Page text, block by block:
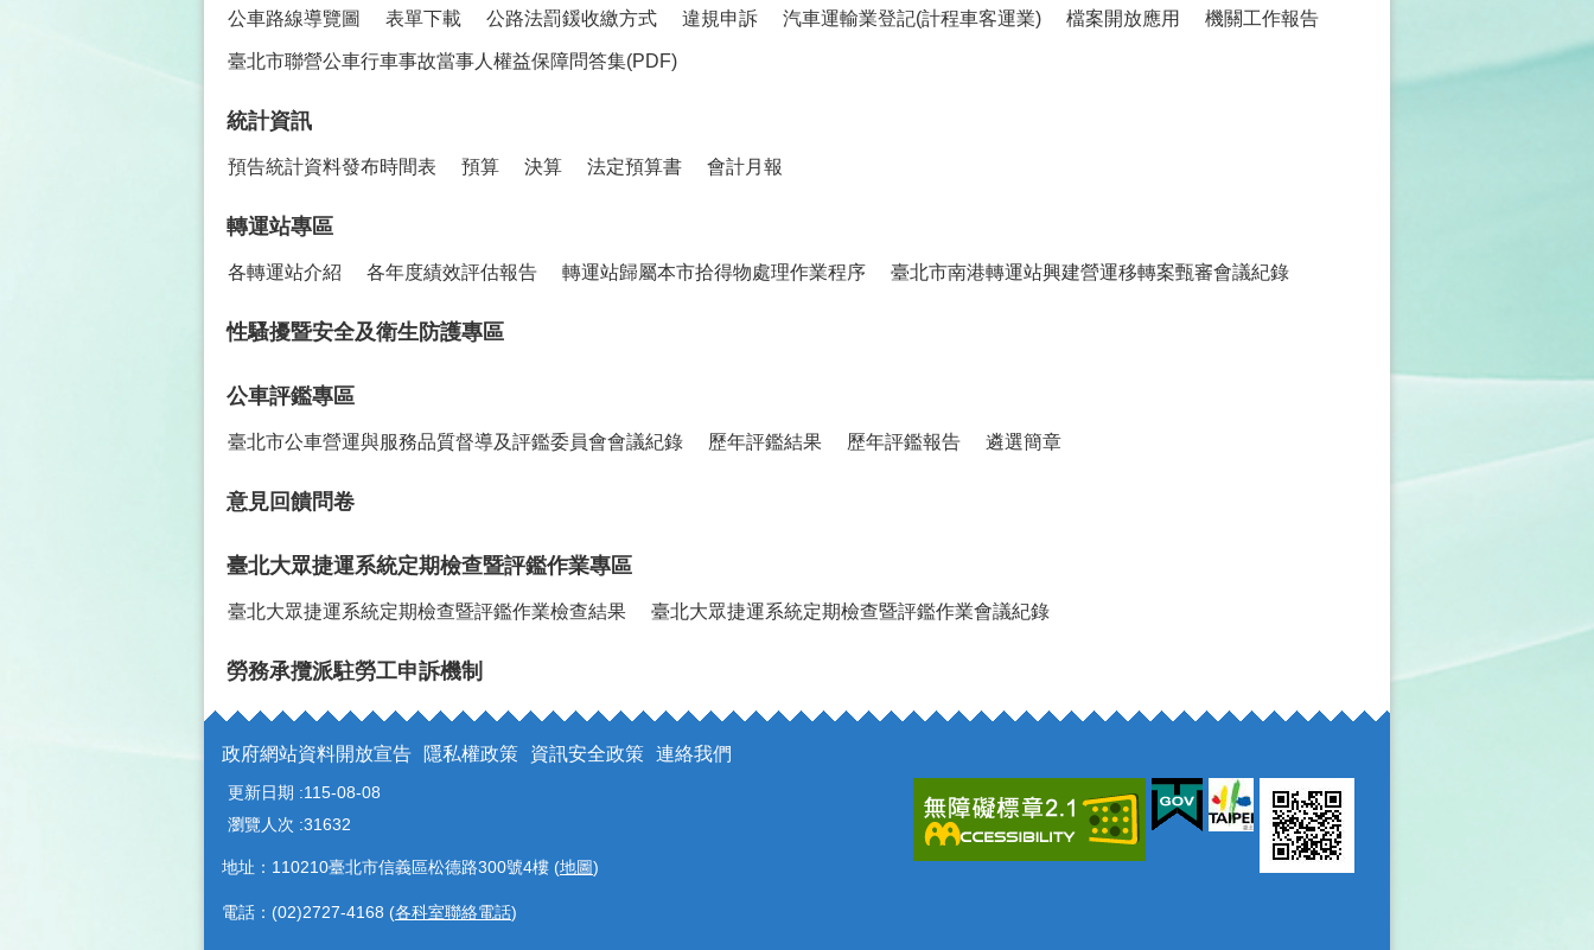
公車路線導覽圖 表單下載 公路法罰鍰收繳方式 違規申訴 汽車運輸業登記(計程車客運業) 檔案開放應用 機關工作報告
臺北市聯營公車行車事故當事人權益保障問答集(PDF)
統計資訊
預告統計資料發布時間表 預算 決算 法定預算書 會計月報
轉運站專區
各轉運站介紹 各年度績效評估報告 轉運站歸屬本市拾得物處理作業程序 臺北市南港轉運站興建營運移轉案甄審會議紀錄
性騷擾暨安全及衛生防護專區
公車評鑑專區
臺北市公車營運與服務品質督導及評鑑委員會會議紀錄 歷年評鑑結果 歷年評鑑報告 遴選簡章
意見回饋問卷
臺北大眾捷運系統定期檢查暨評鑑作業專區
臺北大眾捷運系統定期檢查暨評鑑作業檢查結果 臺北大眾捷運系統定期檢查暨評鑑作業會議紀錄
勞務承攬派駐勞工申訴機制
政府網站資料開放宣告 隱私權政策 資訊安全政策 連絡我們
更新日期
115-08-08
瀏覽人次 31632
地址：110210臺北市信義區松德路300號4樓 (地圖)
電話：(02)2727-4168 (各科室聯絡電話)